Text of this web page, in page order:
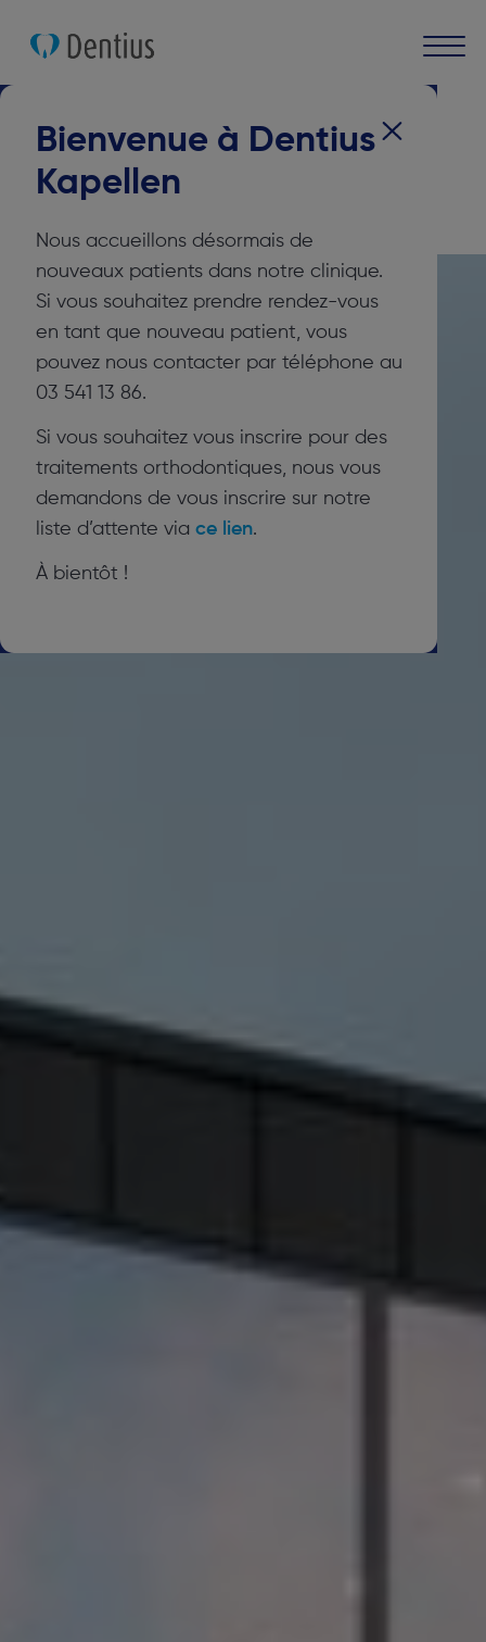
Bienvenue à Dentius
Kapellen
Nous accueillons désormais de
nouveaux patients dans notre clinique.
Si vous souhaitez prendre rendez-vous
en tant que nouveau patient, vous
pouvez nous contacter par téléphone au
03 541 13 86.
Si vous souhaitez vous inscrire pour des
traitements orthodontiques, nous vous
demandons de vous inscrire sur notre
liste d’attente via ce lien.
À bientôt !
Clinique Dentaire
Dentius Kapellen